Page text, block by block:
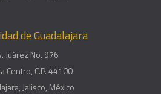
de Guadalajara
Juárez No. 976
Centro, C.P. 44100
Jalisco, México